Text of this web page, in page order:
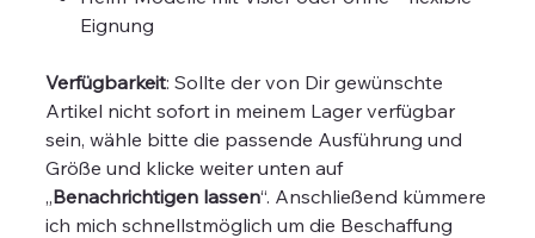
Eignung
Verfügbarkeit: Sollte der von Dir gewünschte
Artikel nicht sofort in meinem Lager verfügbar
sein, wähle bitte die passende Ausführung und
Größe und klicke weiter unten auf
„Benachrichtigen lassen“. Anschließend kümmere
ich mich schnellstmöglich um die Beschaffung